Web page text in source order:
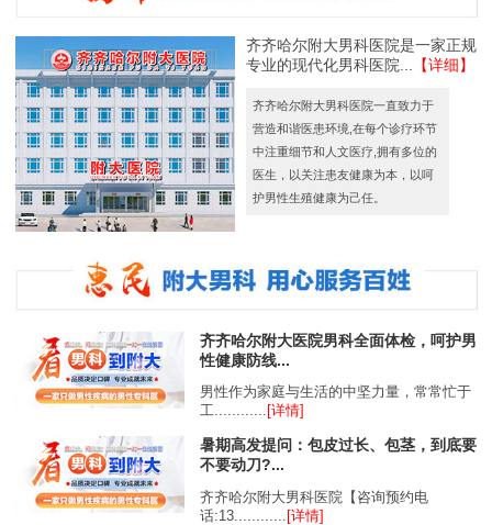
齐齐哈尔附大男科医院是一家正规
专业的现代化男科医院...
【详细】
齐齐哈尔附大男科医院一直致力于
营造和谐医患环境,在每个诊疗环节
中注重细节和人文医疗,拥有多位的
医生，以关注患友健康为本，以呵
护男性生殖健康为己任。
齐齐哈尔附大医院男科全面体检，呵护男
性健康防线...
男性作为家庭与生活的中坚力量，常常忙于
工............ [详情]
暑期高发提问：包皮过长、包茎，到底要
不要动刀?...
齐齐哈尔附大男科医院【咨询预约电
话:13............
[详情]